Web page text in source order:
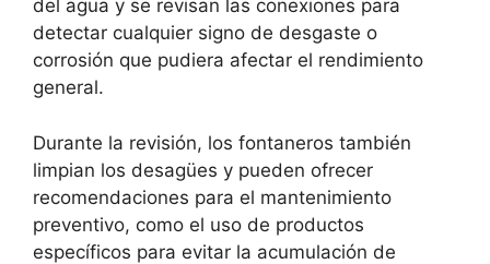
del agua y se revisan las conexiones para
detectar cualquier signo de desgaste o
corrosión que pudiera afectar el rendimiento
general.
Durante la revisión, los fontaneros también
limpian los desagües y pueden ofrecer
recomendaciones para el mantenimiento
preventivo, como el uso de productos
específicos para evitar la acumulación de